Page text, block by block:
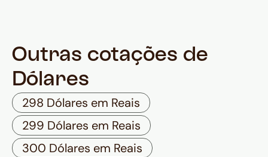
Outras cotações de
Dólares
298 Dólares em Reais
299 Dólares em Reais
300 Dólares em Reais